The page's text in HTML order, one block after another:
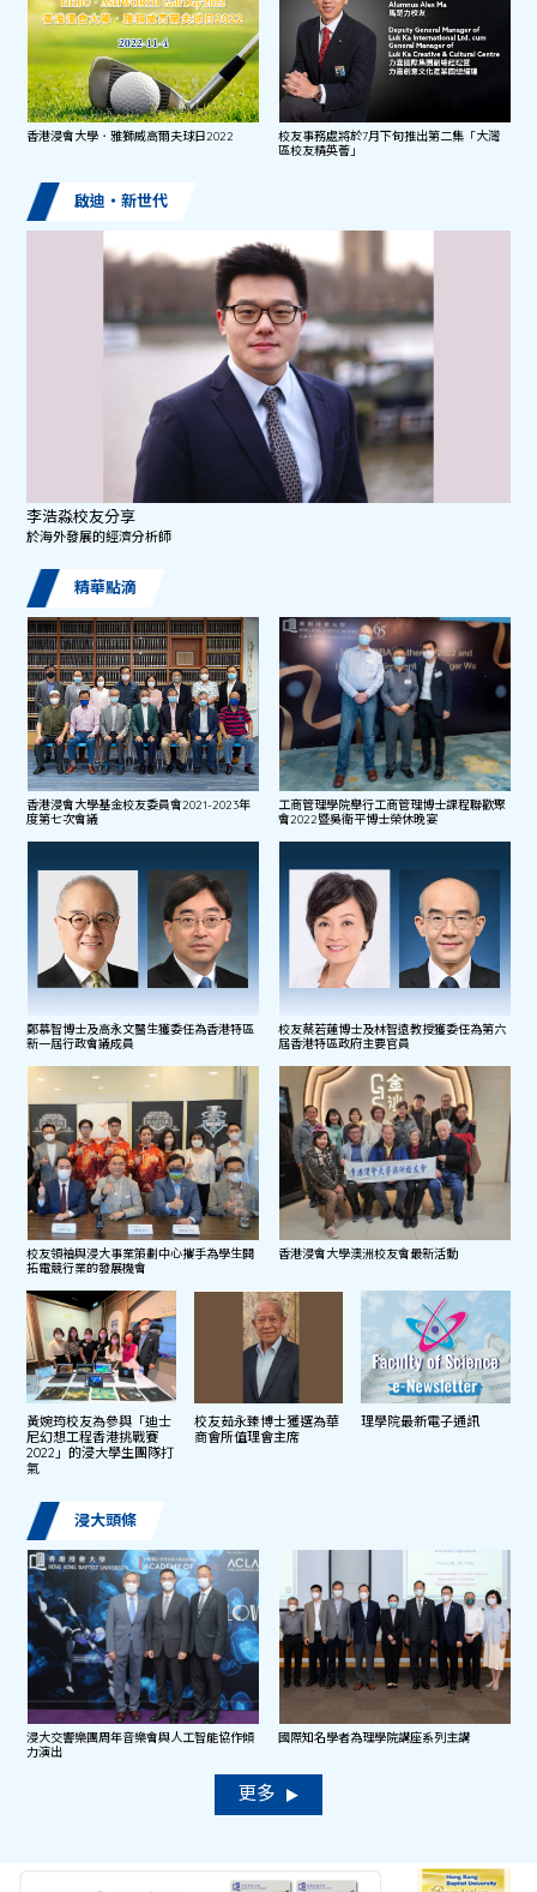
香港浸會大學．雅獅威高爾夫球日2022
校友事務處將於7月下旬推出第二集「大灣
區校友精英薈」
啟迪・新世代
李浩淼校友分享
於海外發展的經濟分析師
精華點滴
香港浸會大學基金校友委員會2021-2023年
度第七次會議
工商管理學院舉行工商管理博士課程聯歡聚
會2022暨吳衛平博士榮休晚宴
鄭慕智博士及高永文醫生獲委任為香港特區
新一屆行政會議成員
校友蔡若蓮博士及林智遠教授獲委任為第六
屆香港特區政府主要官員
校友領袖與浸大事業策劃中心攜手為學生開
拓電競行業的發展機會
香港浸會大學澳洲校友會最新活動
黃婉筠校友為參與「迪士
尼幻想工程香港挑戰賽
2022」的浸大學生團隊打
氣
校友茹永臻博士獲選為華
商會所值理會主席
理學院最新電子通訊
浸大頭條
浸大交響樂團周年音樂會與人工智能協作傾
力演出
國際知名學者為理學院講座系列主講
更多